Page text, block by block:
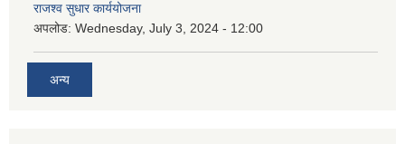
राजश्व सुधार कार्ययोजना
अपलोड: Wednesday, July 3, 2024 - 12:00
अन्य